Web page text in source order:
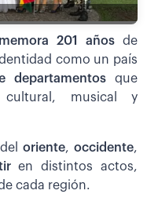
201 años de
como un país
departamentos que
musical y
deloriente, occidente,
en distintos actos,
cada región.